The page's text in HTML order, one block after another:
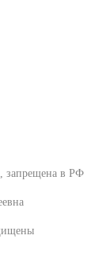
запрещена в РФ